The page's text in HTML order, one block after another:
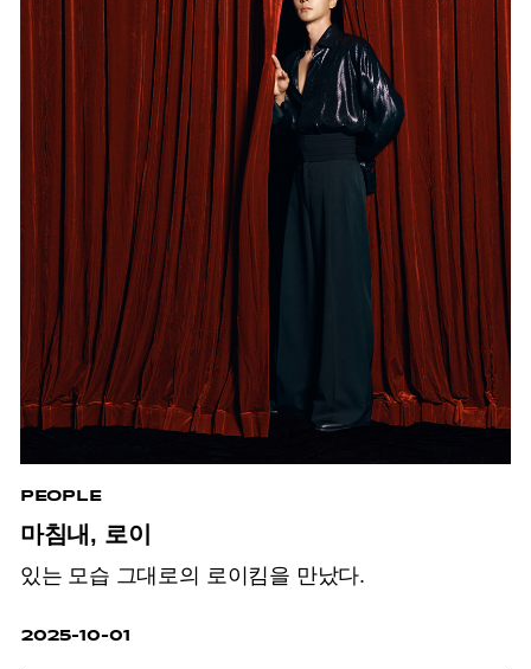
PEOPLE
마침내, 로이
있는 모습 그대로의 로이킴을 만났다.
2025-10-01